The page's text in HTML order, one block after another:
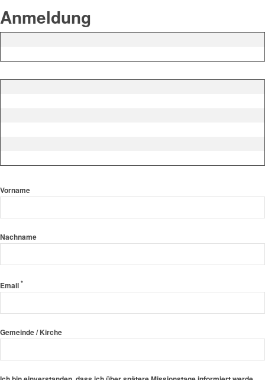
Anmeldung
Vorname
Nachname
Email *
Gemeinde / Kirche